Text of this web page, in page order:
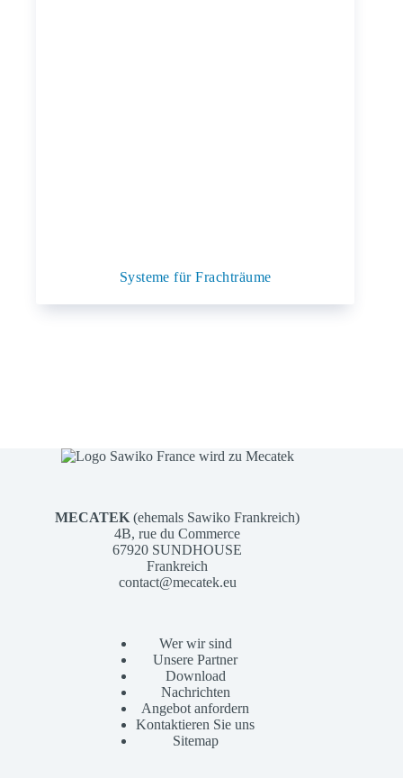
Systeme für Frachträume
MECATEK (ehemals Sawiko Frankreich)
4B, rue du Commerce
67920 SUNDHOUSE
Frankreich
contact@mecatek.eu
Wer wir sind
Unsere Partner
Download
Nachrichten
Angebot anfordern
Kontaktieren Sie uns
Sitemap